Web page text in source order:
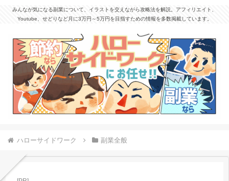
みんなが気になる副業について、イラストを交えながら攻略法を解説。アフィリエイト、
Youtube、せどりなど月に3万円～5万円を目指すための情報を多数掲載しています。
ハローサイドワーク 副業全般